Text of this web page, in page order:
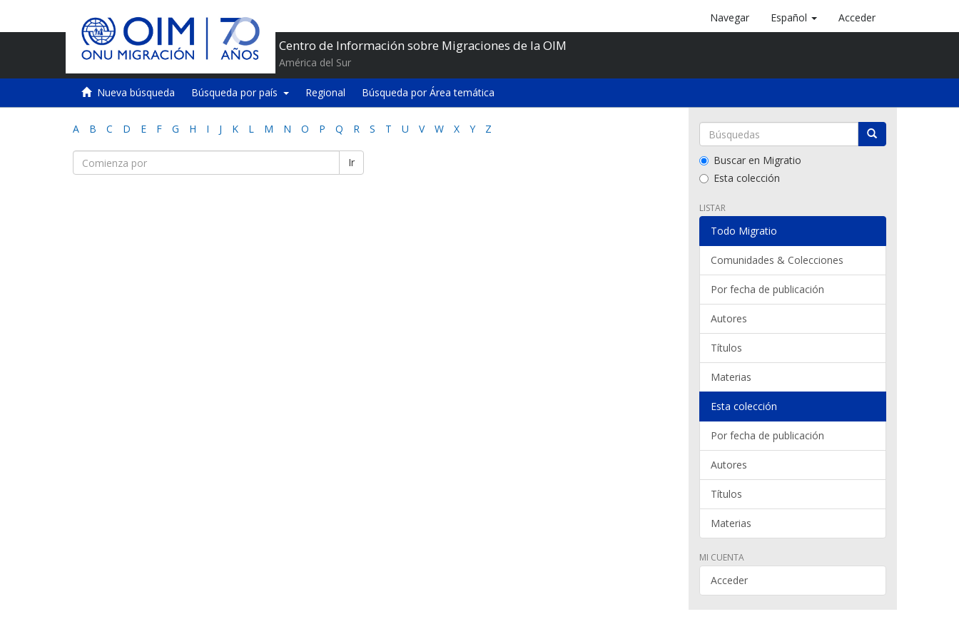
Centro de Información sobre Migraciones de la OIM
América del Sur
Navegar Español Acceder
Nueva búsqueda Búsqueda por país Regional Búsqueda por Área temática
A B C D E F G H I J K L M N O P Q R S T U V W X Y Z
Ir
Buscar en Migratio
Esta colección
LISTAR
Todo Migratio
Comunidades & Colecciones
Por fecha de publicación
Autores
Títulos
Materias
Esta colección
Por fecha de publicación
Autores
Títulos
Materias
MI CUENTA
Acceder